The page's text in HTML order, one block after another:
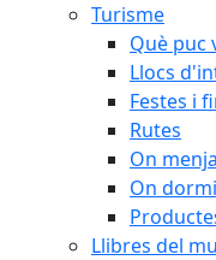
Turisme
Què puc
Llocs
Festes i
Rutes
On
On
Llibres del